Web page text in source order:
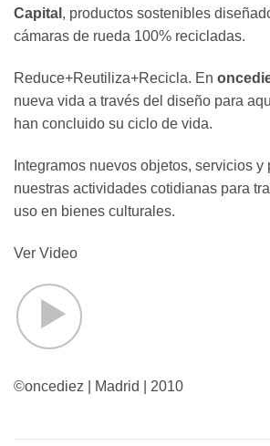
Capital , productos sostenibles
cámaras de rueda 100% recicladas.
Reduce+Reutiliza+Recicla. En
nueva vida a través del diseño para
han concluido su ciclo de vida.
Integramos nuevos objetos, servicios y
nuestras actividades cotidianas para
uso en bienes culturales.
Ver Video
©oncediez | Madrid | 2010